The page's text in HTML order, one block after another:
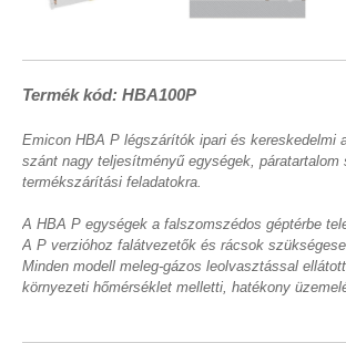
Termék kód: HBA100P
Emicon HBA P légszárítók ipari és kereskedelmi
szánt nagy teljesítményű egységek, páratartalom
termékszárítási feladatokra.
A HBA P egységek a falszomszédos géptérbe
A P verzióhoz falátvezetők és rácsok
Minden modell meleg-gázos leolvasztással
környezeti hőmérséklet melletti, hatékony